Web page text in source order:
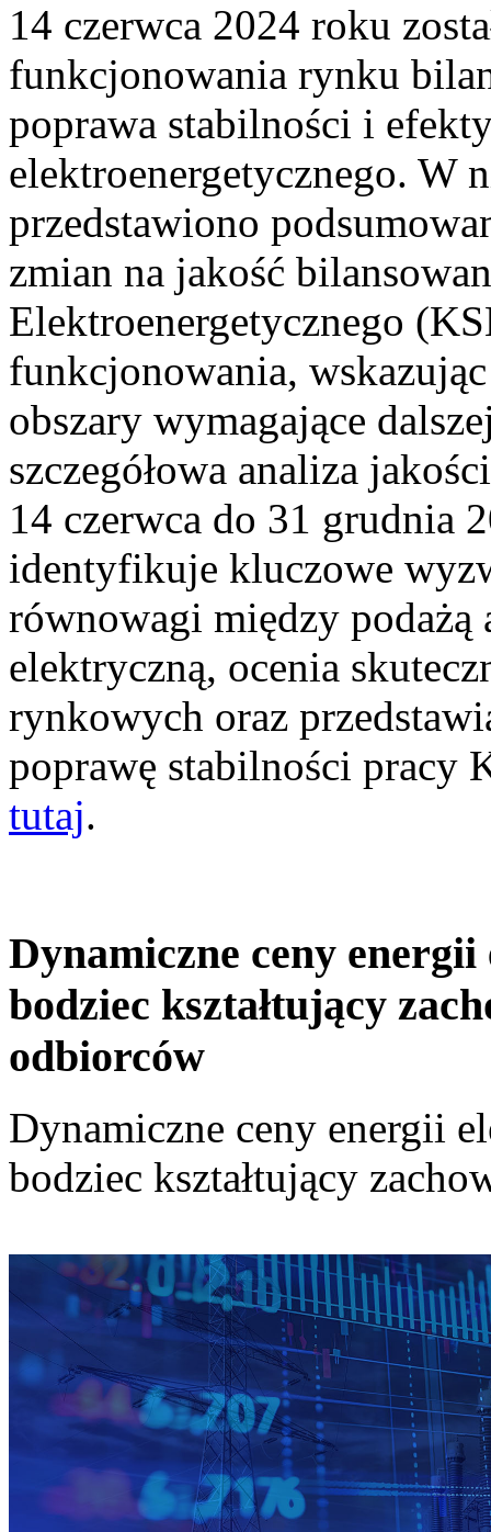
14 czerwca 2024 roku
funkcjonowania rynku
poprawa stabilności i
elektroenergetycznego. W
przedstawiono
zmian na jakość
Elektroenergetycznego
funkcjonowania,
obszary wymagające
szczegółowa analiza
14 czerwca do 31 grudnia
identyfikuje kluczowe
równowagi między podażą
elektryczną, ocenia
rynkowych oraz
poprawę stabilności pracy
tutaj.
Dynamiczne ceny
bodziec kształtujący
odbiorców
Dynamiczne ceny energii
bodziec kształtujący